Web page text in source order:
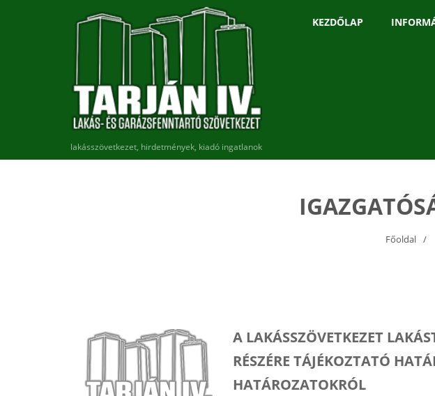
lakásszövetkezet, hirdetmények, kiadó ingatlanok
KEZDŐLAP
Főoldal
A LAKÁSSZÖVETKEZET
RÉSZÉRE TÁJÉKOZTATÓ
HATÁROZATOKRÓL